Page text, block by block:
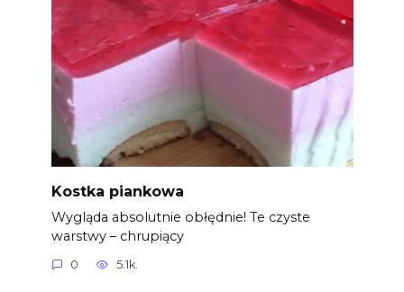
Kostka piankowa
Wygląda absolutnie obłędnie! Te czyste
warstwy – chrupiący
0 5.1k.